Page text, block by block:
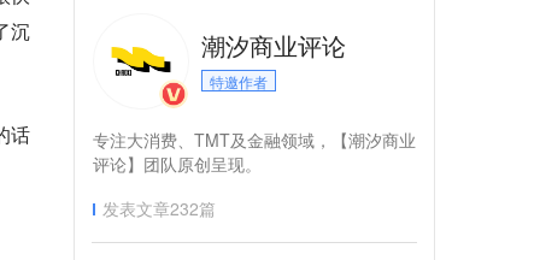
沉
话
潮汐商业评论
特邀作者
专注大消费、TMT及金融领域，【潮汐商业
评论】团队原创呈现。
发表文章232篇